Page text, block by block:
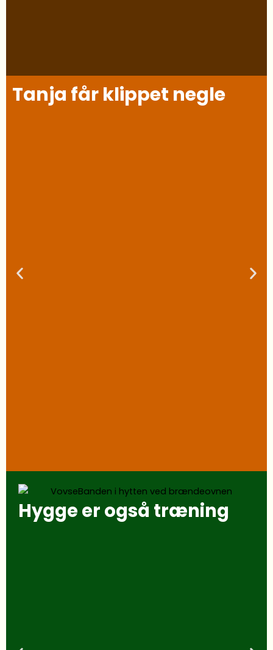
Tanja får klippet negle
Hygge er også træning